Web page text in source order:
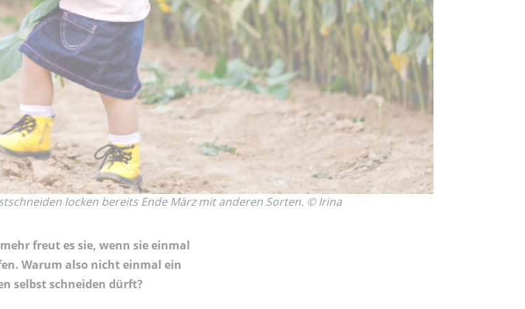
locken bereits Ende März mit anderen Sorten. © Irina
freut es sie, wenn sie einmal
Warum also nicht einmal ein
selbst schneiden dürft?